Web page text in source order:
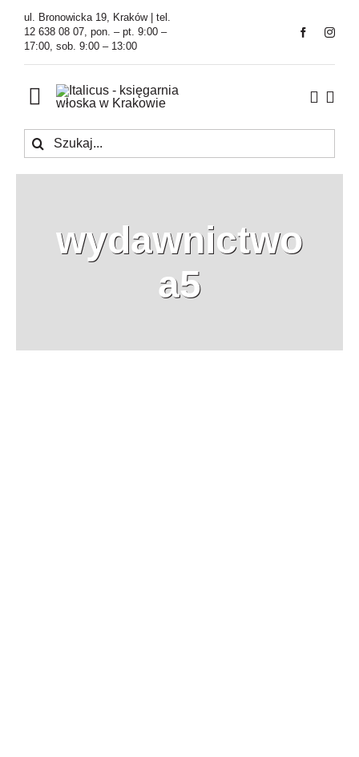
Przejdź
zawartości
ul. Bronowicka 19, Kraków | tel.
12 638 08 07, pon. – pt. 9:00 –
17:00, sob. 9:00 – 13:00
Toggle
Navigation
Księgarnia
Tłumaczenia
Szukaj
wydawnictwo
a5